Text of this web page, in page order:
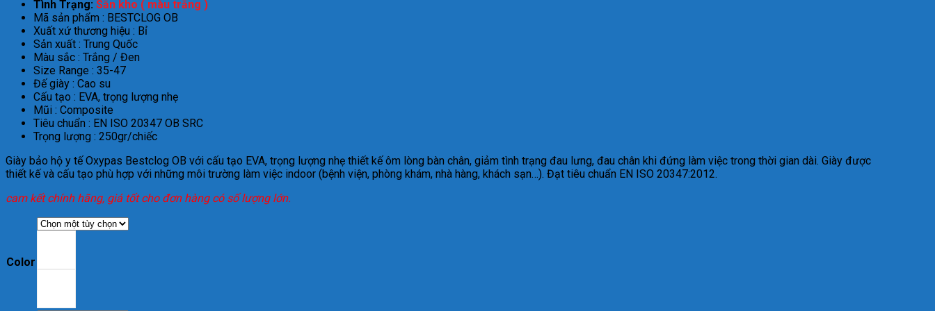
Tình Trạng: Sẵn kho ( màu trắng )
Mã sản phẩm : BESTCLOG OB
Xuất xứ thương hiệu : Bỉ
Sản xuất : Trung Quốc
Màu sắc : Trắng / Đen
Size Range : 35-47
Đế giày : Cao su
Cấu tạo : EVA, trọng lượng nhẹ
Mũi : Composite
Tiêu chuẩn : EN ISO 20347 OB SRC
Trọng lượng : 250gr/chiếc
Giày bảo hộ y tế Oxypas Bestclog OB với cấu tạo EVA, trọng lượng nhẹ thiết kế ôm lòng bàn chân, giảm tình trạng đau lưng, đau chân khi đứng làm việc trong thời gian dài. Giày được
thiết kế và cấu tạo phù hợp với những môi trường làm việc indoor (bệnh viện, phòng khám, nhà hàng, khách sạn…). Đạt tiêu chuẩn EN ISO 20347:2012.
cam kết chính hãng, giá tốt cho đơn hàng có số lượng lớn.
Color